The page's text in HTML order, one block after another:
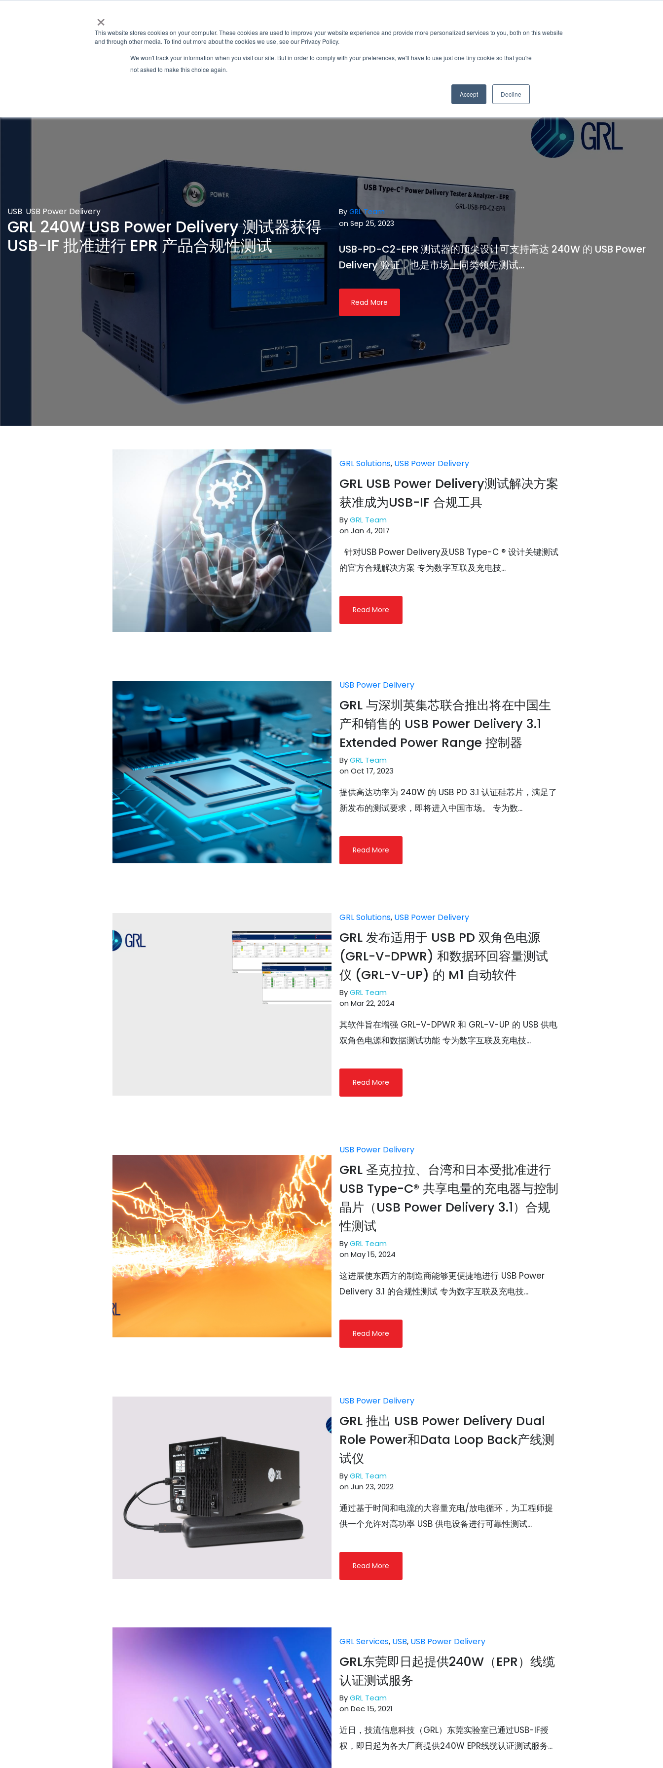
×
This website stores cookies on your computer. These cookies are used to improve your website experience and provide more personalized services to you, both on this website
and through other media. To find out more about the cookies we use, see our Privacy Policy.
We won't track your information when you visit our site. But in order to comply with your preferences, we'll have to use just one tiny cookie so that you're
not asked to make this choice again.
Accept Decline
应用 市场准入服务
USB USB Power Delivery
GRL 240W USB Power Delivery 测试器获得
USB-IF 批准进行 EPR 产品合规性测试
By GRL Team
on Sep 25, 2023
USB-PD-C2-EPR 测试器的顶尖设计可支持高达 240W 的 USB Power
Delivery 验证，也是市场上同类领先测试...
Read More
GRL Solutions, USB Power Delivery
GRL USB Power Delivery测试解决方案
获准成为USB-IF 合规工具
ByGRL Team
on Jan 4, 2017
针对USB Power Delivery及USB Type-C ® 设计关键测试
的官方合规解决方案 专为数字互联及充电技...
Read More
USB Power Delivery
GRL 与深圳英集芯联合推出将在中国生
产和销售的 USB Power Delivery 3.1
Extended Power Range 控制器
ByGRL Team
on Oct 17, 2023
提供高达功率为 240W 的 USB PD 3.1 认证硅芯片，满足了
新发布的测试要求，即将进入中国市场。 专为数...
Read More
GRL Solutions, USB Power Delivery
GRL 发布适用于 USB PD 双角色电源
(GRL-V-DPWR) 和数据环回容量测试
仪 (GRL-V-UP) 的 M1 自动软件
ByGRL Team
on Mar 22, 2024
其软件旨在增强 GRL-V-DPWR 和 GRL-V-UP 的 USB 供电
双角色电源和数据测试功能 专为数字互联及充电技...
Read More
USB Power Delivery
GRL 圣克拉拉、台湾和日本受批准进行
USB Type-C® 共享电量的充电器与控制
晶片（USB Power Delivery 3.1）合规
性测试
ByGRL Team
on May 15, 2024
这进展使东西方的制造商能够更便捷地进行 USB Power
Delivery 3.1 的合规性测试 专为数字互联及充电技...
Read More
USB Power Delivery
GRL 推出 USB Power Delivery Dual
Role Power和Data Loop Back产线测
试仪
ByGRL Team
on Jun 23, 2022
通过基于时间和电流的大容量充电/放电循环，为工程师提
供一个允许对高功率 USB 供电设备进行可靠性测试...
Read More
GRL Services, USB, USB Power Delivery
GRL东莞即日起提供240W（EPR）线缆
认证测试服务
ByGRL Team
on Dec 15, 2021
近日，技流信息科技（GRL）东莞实验室已通过USB-IF授
权，即日起为各大厂商提供240W EPR线缆认证测试服务...